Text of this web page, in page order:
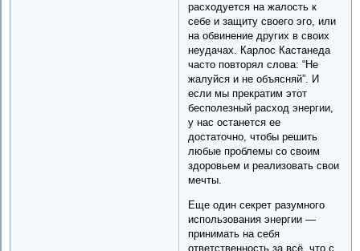
расходуется на жалость к
себе и защиту своего эго, или
на обвинение других в своих
неудачах. Карлос Кастанеда
часто повторял слова: “Не
жалуйся и не объясняй”. И
если мы прекратим этот
бесполезный расход энергии,
у нас останется ее
достаточно, чтобы решить
любые проблемы со своим
здоровьем и реализовать свои
мечты.
Еще один секрет разумного
использования энергии —
принимать на себя
ответственность за всё, что с